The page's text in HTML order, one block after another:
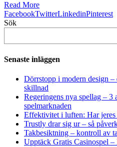
Read More
FacebookTwitterLinkedinPinterest
Sök
Senaste inläggen
Dörrstopp i modern design
skillnad
Regeringens nya spellag –
spelmarknaden
Effektivitet i luften: Har
Trustly drar sig ur – så
Takbesiktning – kontroll av
Upptäck Gratis Casinospel